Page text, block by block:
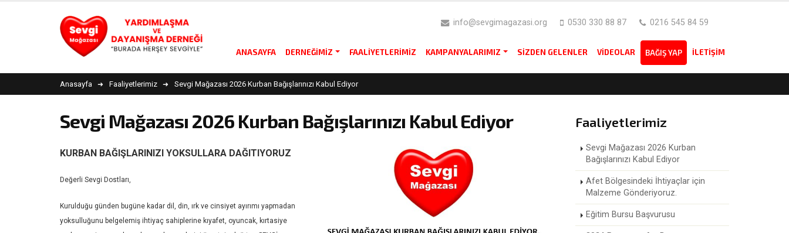
info@sevgimagazasi.org 0530 330 88 87 0216 545 84 59
ANASAYFA DERNEĞIMIZ FAALIYETLERIMIZ KAMPANYALARIMIZ SIZDEN GELENLER VIDEOLAR BAĞIŞ YAP İLETIŞIM
Anasayfa Faaliyetlerimiz Sevgi Mağazası 2026 Kurban Bağışlarınızı Kabul Ediyor
Sevgi Mağazası 2026 Kurban Bağışlarınızı Kabul Ediyor
KURBAN BAĞIŞLARINIZI YOKSULLARA DAĞITIYORUZ
Değerli Sevgi Dostları,
Kurulduğu günden bugüne kadar dil, din, ırk ve cinsiyet ayırımı yapmadan
yoksulluğunu belgelemiş ihtiyaç sahiplerine kıyafet, oyuncak, kırtasiye
Faaliyetlerimiz
Sevgi Mağazası 2026 Kurban
Bağışlarınızı Kabul Ediyor
Afet Bölgesindeki İhtiyaçlar için
Malzeme Gönderiyoruz.
Eğitim Bursu Başvurusu